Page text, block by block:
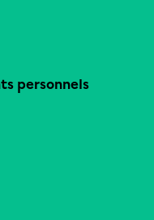
personnels